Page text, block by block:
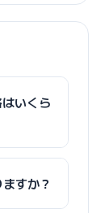
いくら
すか？